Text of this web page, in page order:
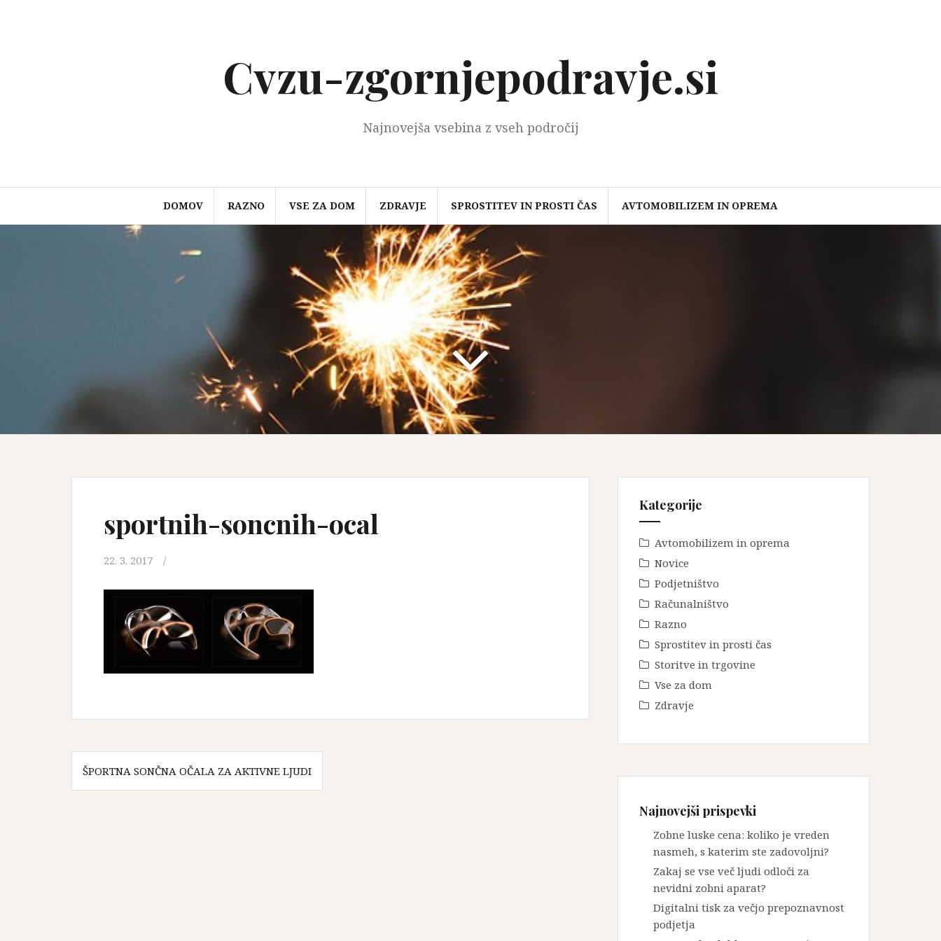
Cvzu-zgornjepodravje.si
Najnovejša vsebina z vseh področij
DOMOV RAZNO VSE ZA DOM ZDRAVJE SPROSTITEV IN PROSTI ČAS AVTOMOBILIZEM IN OPREMA
sportnih-soncnih-ocal
22. 3. 2017
Navigacija
prispevka
ŠPORTNA SONČNA OČALA ZA AKTIVNE LJUDI
Kategorije
Avtomobilizem in oprema
Novice
Podjetništvo
Računalništvo
Razno
Sprostitev in prosti čas
Storitve in trgovine
Vse za dom
Zdravje
Najnovejši prispevki
Zobne luske cena: koliko je vreden
nasmeh, s katerim ste zadovoljni?
Zakaj se vse več ljudi odloči za
nevidni zobni aparat?
Digitalni tisk za večjo prepoznavnost
podjetja